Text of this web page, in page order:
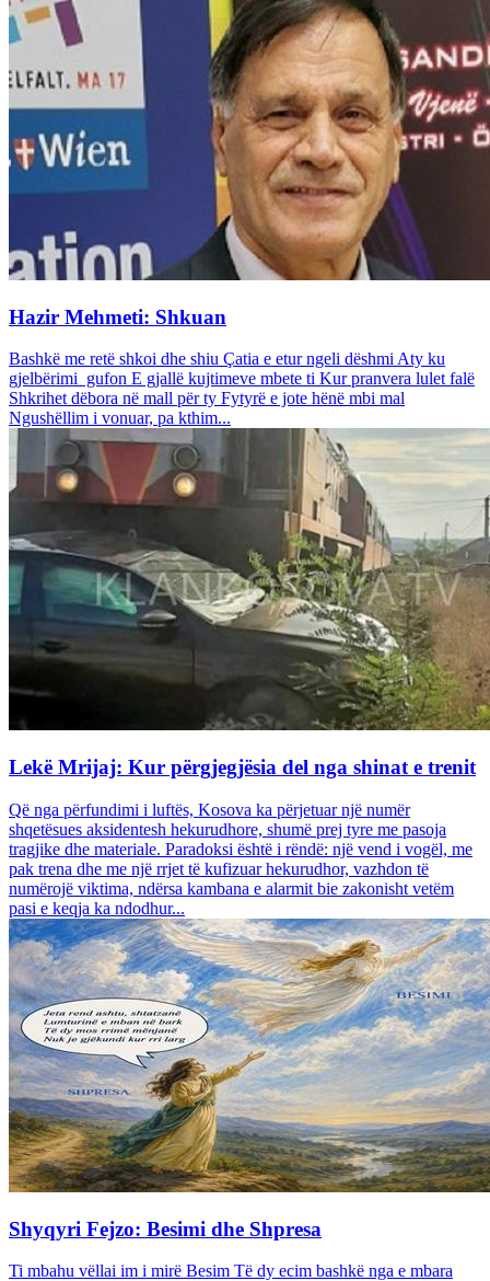
Hazir Mehmeti: Shkuan
Bashkë me retë shkoi dhe shiu Çatia e etur ngeli dëshmi Aty ku
gjelbërimi gufon E gjallë kujtimeve mbete ti Kur pranvera lulet falë
Shkrihet dëbora në mall për ty Fytyrë e jote hënë mbi mal
Ngushëllim i vonuar, pa kthim...
Lekë Mrijaj: Kur përgjegjësia del nga shinat e trenit
Që nga përfundimi i luftës, Kosova ka përjetuar një numër
shqetësues aksidentesh hekurudhore, shumë prej tyre me pasoja
tragjike dhe materiale. Paradoksi është i rëndë: një vend i vogël, me
pak trena dhe me një rrjet të kufizuar hekurudhor, vazhdon të
numërojë viktima, ndërsa kambana e alarmit bie zakonisht vetëm
pasi e keqja ka ndodhur...
Shyqyri Fejzo: Besimi dhe Shpresa
Ti mbahu vëllai im i mirë Besim Të dy ecim bashkë nga e mbara